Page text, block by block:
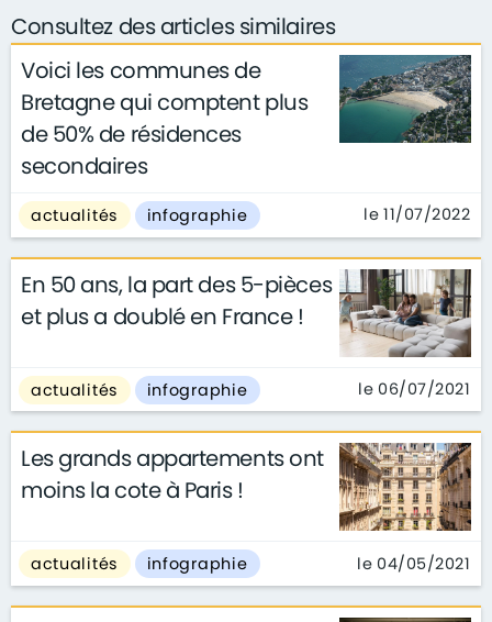
Consultez des articles similaires
Voici les communes de
Bretagne qui comptent plus
de 50% de résidences
secondaires
actualités infographie le 11/07/2022
En 50 ans, la part des 5-pièces
et plus a doublé en France !
actualités infographie le 06/07/2021
Les grands appartements ont
moins la cote à Paris !
actualités infographie le 04/05/2021